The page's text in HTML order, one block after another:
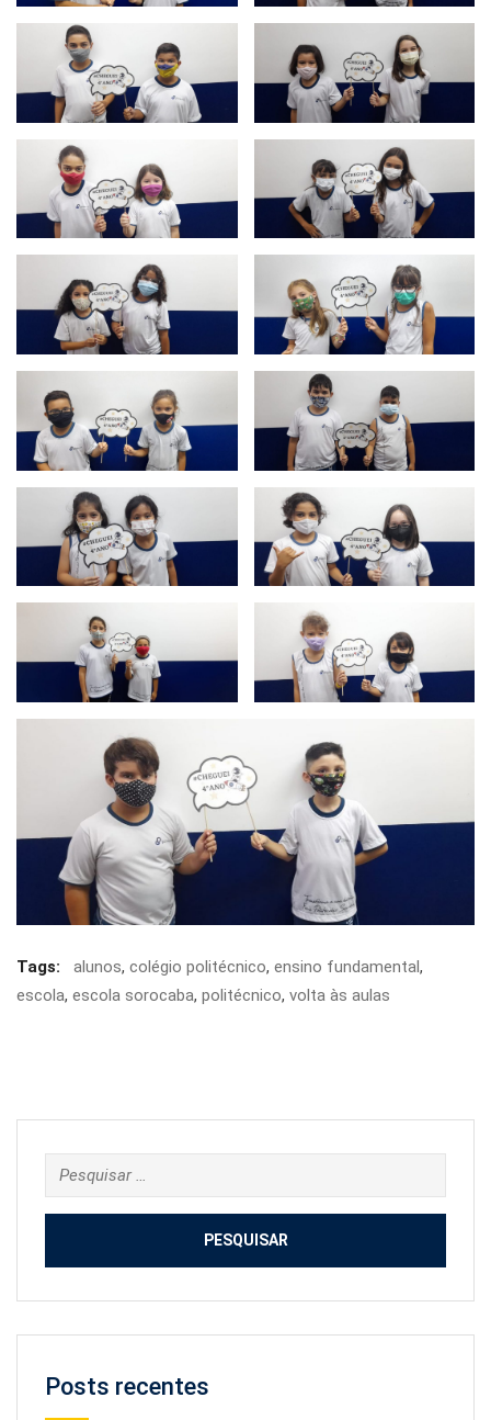
Tags: alunos, colégio politécnico, ensino fundamental,
escola, escola sorocaba, politécnico, volta às aulas
Pesquisar
por:
Posts recentes